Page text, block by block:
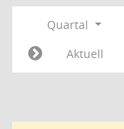
Quartal
Aktuell